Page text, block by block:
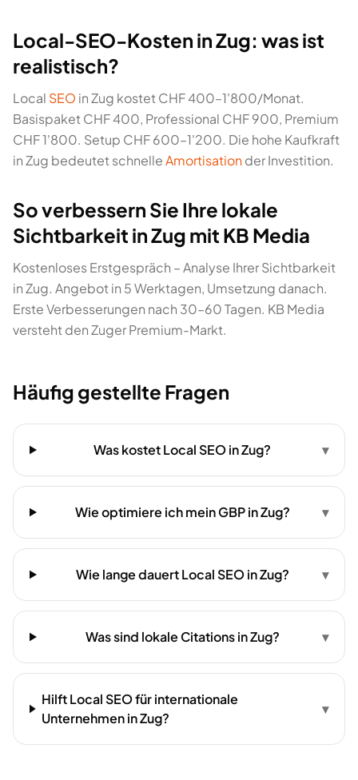
Local-SEO-Kosten in Zug: was ist
realistisch?
Local SEO in Zug kostet CHF 400–1'800/Monat.
Basispaket CHF 400, Professional CHF 900, Premium
CHF 1'800. Setup CHF 600–1'200. Die hohe Kaufkraft
in Zug bedeutet schnelleAmortisationder Investition.
So verbessern Sie Ihre lokale
Sichtbarkeit in Zug mit KB Media
Kostenloses Erstgespräch – Analyse Ihrer Sichtbarkeit
in Zug. Angebot in 5 Werktagen, Umsetzung danach.
Erste Verbesserungen nach 30–60 Tagen. KB Media
versteht den Zuger Premium-Markt.
Häufig gestellte Fragen
Was kostet Local SEO in Zug? ▾
Wie optimiere ich mein GBP in Zug? ▾
Wie lange dauert Local SEO in Zug? ▾
Was sind lokale Citations in Zug? ▾
Hilft Local SEO für internationale
Unternehmen in Zug?
▾